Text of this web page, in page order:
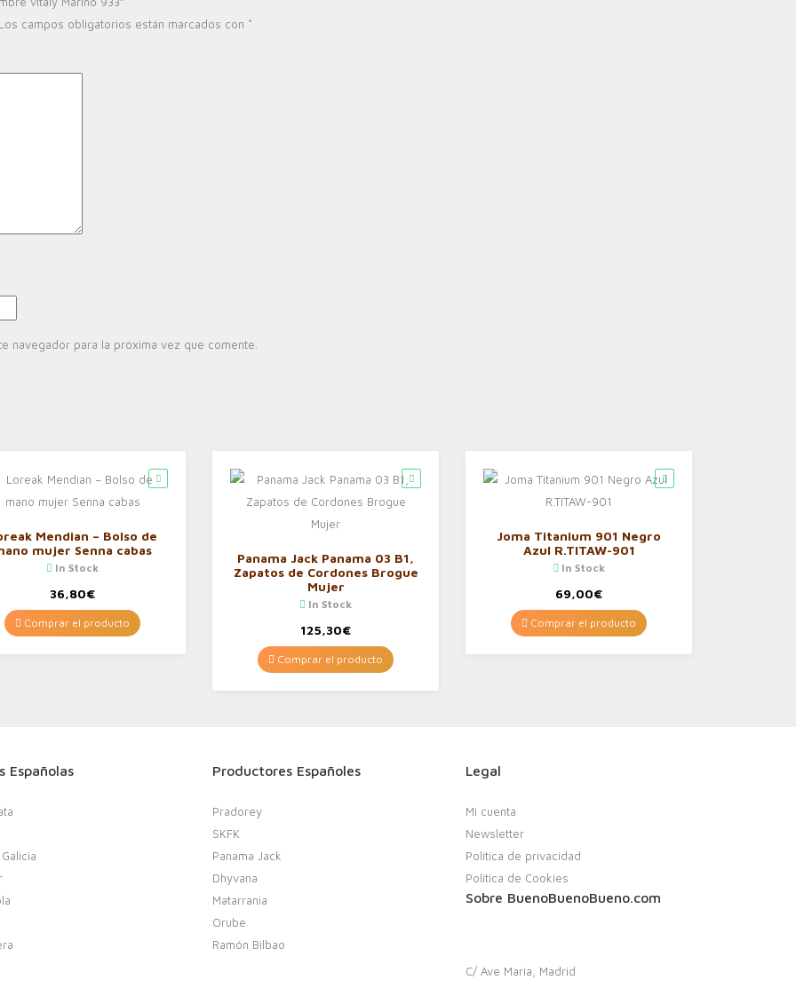
Los campos obligatorios están marcados con *
navegador para la próxima vez que comente.
Mendian – Bolso de
mujer Senna cabas
In Stock
36,80€
Comprar el producto
Panama Jack Panama 03 B1,
Zapatos de Cordones Brogue
Mujer
In Stock
125,30€
Comprar el producto
Joma Titanium 901 Negro
Azul R.TITAW-901
In Stock
69,00€
Comprar el producto
Españolas Productores Españoles
Pradorey
SKFK
Panama Jack
Dhyvana
Matarrania
Orube
Ramón Bilbao
Legal
Mi cuenta
Newsletter
Política de privacidad
Política de Cookies
Sobre BuenoBuenoBueno.com
C/ Ave María, Madrid